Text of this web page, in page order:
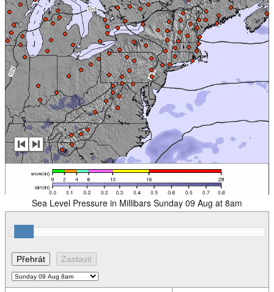
Sea Level Pressure in Millibars Sunday 09 Aug at 8am